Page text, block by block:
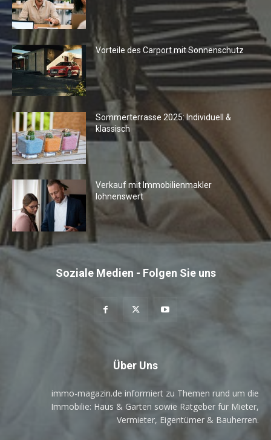
Vorteile des Carport mit Sonnenschutz
Sommerterrasse 2025: Individuell &
klassisch
Verkauf mit Immobilienmakler
lohnenswert
Soziale Medien - Folgen Sie uns
Über Uns
immo-magazin.de informiert zu Themen rund um die
Immobilie: Haus & Garten sowie Ratgeber für Mieter,
Vermieter, Eigentümer & Bauherren.